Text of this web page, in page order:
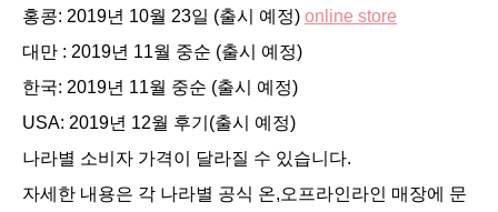
홍콩: 2019년 10월 23일 (출시 예정) online store
대만 : 2019년 11월 중순 (출시 예정)
한국: 2019년 11월 중순 (출시 예정)
USA: 2019년 12월 후기(출시 예정)
나라별 소비자 가격이 달라질 수 있습니다.
자세한 내용은 각 나라별 공식 온,오프라인라인 매장에 문